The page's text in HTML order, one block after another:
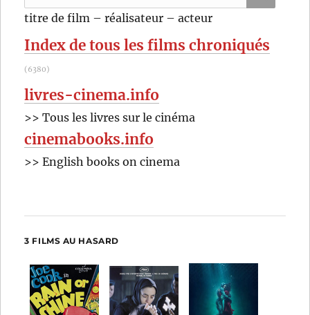
pour
titre de film – réalisateur – acteur
Index de tous les films chroniqués
(6380)
livres-cinema.info
>> Tous les livres sur le cinéma
cinemabooks.info
>> English books on cinema
3 FILMS AU HASARD